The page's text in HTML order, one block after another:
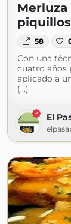
piquillos
58
Con una
cuatro años
aplicado a
(...)
El